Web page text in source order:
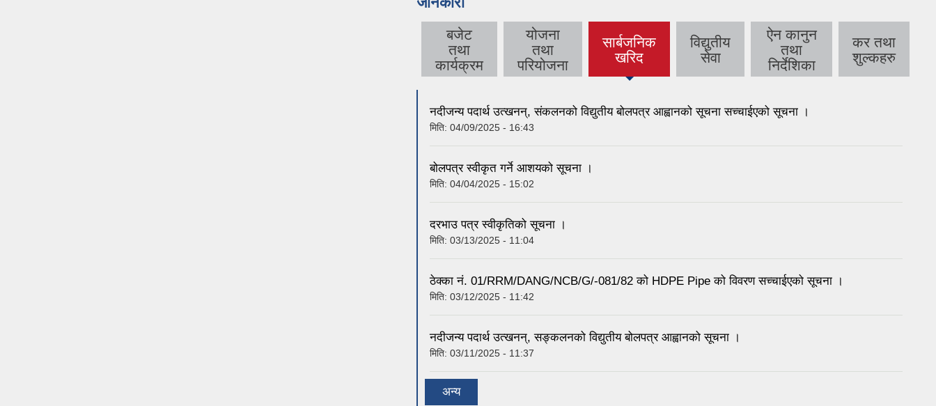
बजेट
तथा
कार्यक्रम
योजना
तथा
परियोजना
सार्बजनिक
खरिद
(active tab)
विद्युतीय
सेवा
ऐन कानुन
तथा
निर्देशिका
कर तथा
शुल्कहरु
नदीजन्य पदार्थ उत्खनन्, संकलनको विद्युतीय बोलपत्र आह्वानको सूचना सच्चाईएको सूचना ।
मिति: 04/09/2025 - 16:43
बोलपत्र स्वीकृत गर्ने आशयको सूचना ।
मिति: 04/04/2025 - 15:02
दरभाउ पत्र स्वीकृतिको सूचना ।
मिति: 03/13/2025 - 11:04
ठेक्का नं. 01/RRM/DANG/NCB/G/-081/82 को HDPE Pipe को विवरण सच्चाईएको सूचना ।
मिति: 03/12/2025 - 11:42
नदीजन्य पदार्थ उत्खनन्, सङ्कलनको विद्युतीय बोलपत्र आह्वानको सूचना ।
मिति: 03/11/2025 - 11:37
अन्य